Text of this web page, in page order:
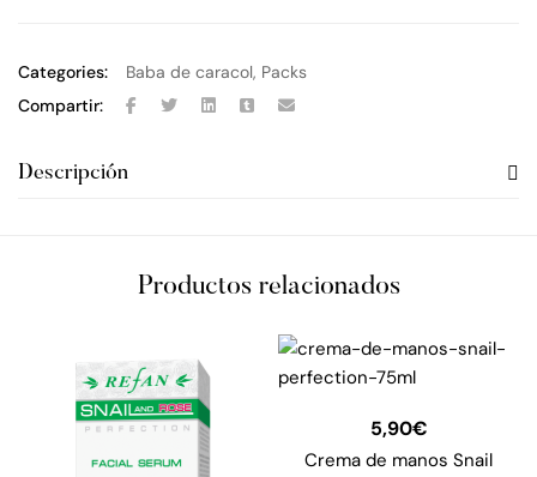
Categories: Baba de caracol, Packs
Compartir:
Descripción
Productos relacionados
5,90€
Crema de manos Snail